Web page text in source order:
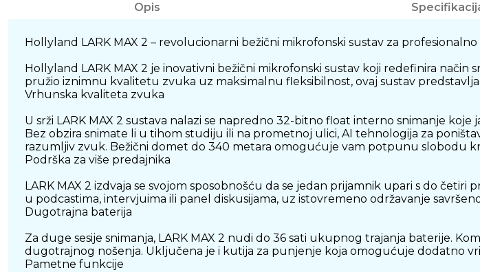
Opis
Hollyland LARK MAX 2 – revolucionarni bežični mikrofonski sustav za
Hollyland LARK MAX 2 je inovativni bežični mikrofonski sustav koji redefinira
pružio iznimnu kvalitetu zvuka uz maksimalnu fleksibilnost, ovaj sustav
Vrhunska kvaliteta zvuka
U srži LARK MAX 2 sustava nalazi se napredno 32-bitno float interno snimanje
Bez obzira snimate li u tihom studiju ili na prometnoj ulici, AI tehnologija za
razumljiv zvuk. Bežični domet do 340 metara omogućuje vam potpunu slobodu
Podrška za više predajnika
LARK MAX 2 izdvaja se svojom sposobnošću da se jedan prijamnik upari s do
u podcastima, intervjuima ili panel diskusijama, uz istovremeno održavanje
Dugotrajna baterija
Za duge sesije snimanja, LARK MAX 2 nudi do 36 sati ukupnog trajanja baterije.
dugotrajnog nošenja. Uključena je i kutija za punjenje koja omogućuje dodatno
Pametne funkcije